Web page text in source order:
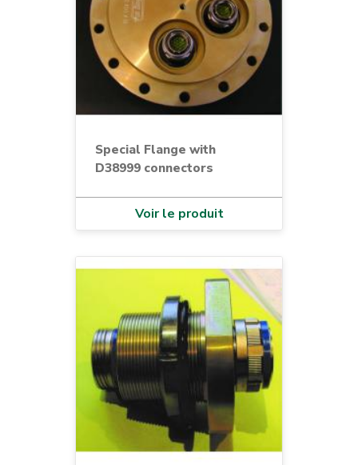
Special Flange with
D38999 connectors
Voir le produit